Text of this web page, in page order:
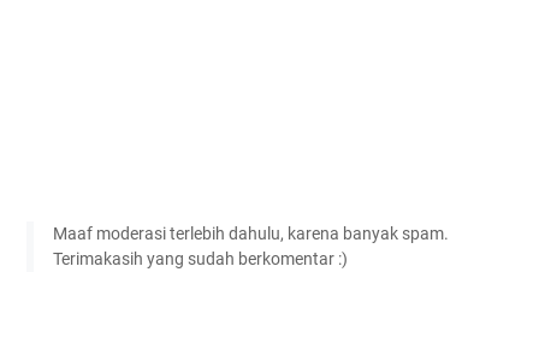
Maaf moderasi terlebih dahulu, karena banyak spam.
Terimakasih yang sudah berkomentar :)